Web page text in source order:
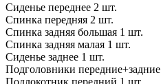
Сиденье переднее 2 шт.
Спинка передняя 2 шт.
Спинка задняя большая 1 шт.
Спинка задняя малая 1 шт.
Сиденье заднее 1 шт.
Подголовники передние+задние
Подлокотник передний 1 шт.